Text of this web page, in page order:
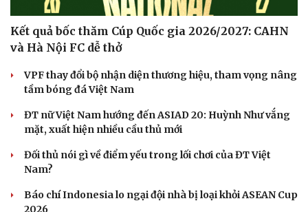
Kết quả bốc thăm Cúp Quốc gia 2026/2027: CAHN
và Hà Nội FC dễ thở
VPF thay đổi bộ nhận diện thương hiệu, tham vọng nâng
tầm bóng đá Việt Nam
ĐT nữ Việt Nam hướng đến ASIAD 20: Huỳnh Như vắng
mặt, xuất hiện nhiều cầu thủ mới
Đối thủ nói gì về điểm yếu trong lối chơi của ĐT Việt
Nam?
Báo chí Indonesia lo ngại đội nhà bị loại khỏi ASEAN Cup
2026